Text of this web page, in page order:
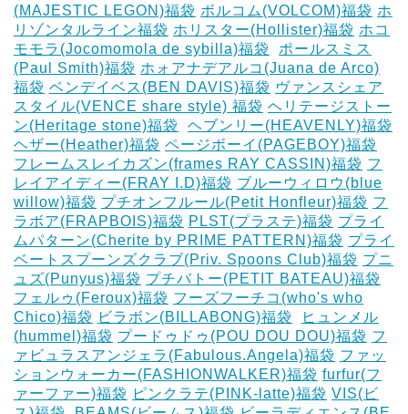
(MAJESTIC LEGON)福袋 ボルコム(VOLCOM)福袋 ホ
リゾンタルライン福袋 ホリスター(Hollister)福袋 ホコ
モモラ(Jocomomola de sybilla)福袋
ポールスミス
(Paul Smith)福袋 ホォアナデアルコ(Juana de Arco)
福袋 ベンデイベス(BEN DAVIS)福袋 ヴァンスシェア
スタイル(VENCE share style) 福袋 ヘリテージストー
ン(Heritage stone)福袋
ヘブンリー(HEAVENLY)福袋
ヘザー(Heather)福袋 ページボーイ(PAGEBOY)福袋
フレームスレイカズン(frames RAY CASSIN)福袋 フ
レイアイディー(FRAY I.D)福袋 ブルーウィロウ(blue
willow)福袋 プチオンフルール(Petit Honfleur)福袋 フ
ラボア(FRAPBOIS)福袋 PLST(プラステ)福袋 プライ
ムパターン(Cherite by PRIME PATTERN)福袋 プライ
ベートスプーンズクラブ(Priv. Spoons Club)福袋 プニ
ュズ(Punyus)福袋 プチバトー(PETIT BATEAU)福袋
フェルゥ(Feroux)福袋 フーズフーチコ(who's who
Chico)福袋 ビラボン(BILLABONG)福袋
ヒュンメル
(hummel)福袋 プードゥドゥ(POU DOU DOU)福袋 フ
ァビュラスアンジェラ(Fabulous.Angela)福袋 ファッ
ションウォーカー(FASHIONWALKER)福袋 furfur(フ
ァーファー)福袋 ピンクラテ(PINK-latte)福袋 VIS(ビ